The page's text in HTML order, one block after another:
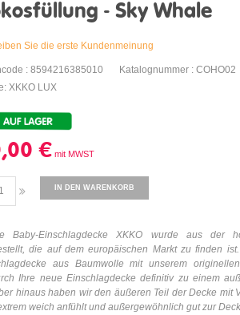
- Sky Whale
Sie die erste Kundenmeinung
: 8594216385010
Katalognummer : COHO02
XKKO LUX
€
IN DEN WARENKORB
Baby-Einschlagdecke XKKO wurde aus der
die auf dem europäischen Markt zu finden
aus Baumwolle mit unserem
Ihre neue Einschlagdecke definitiv zu einem
hinaus haben wir den äußeren Teil der Decke mit
weich anfühlt und außergewöhnlich gut zur